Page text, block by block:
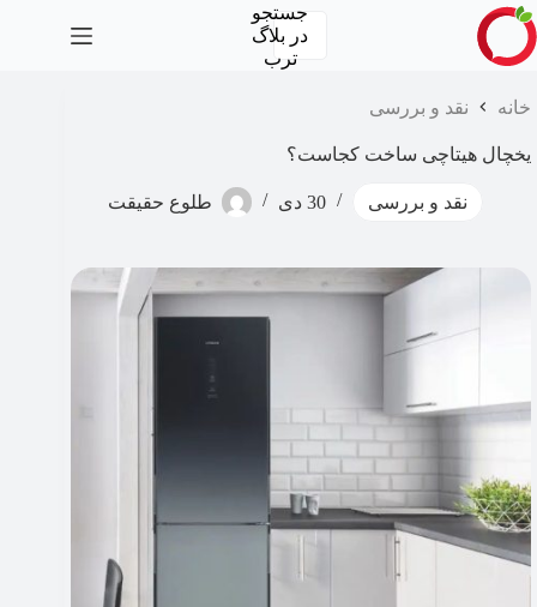
پرش
به
محتوا
جستجو
در بلاگ
ترب
خانه نقد و بررسی
یخچال هیتاچی ساخت کجاست؟
نقد و بررسی 30 دی طلوع حقیقت